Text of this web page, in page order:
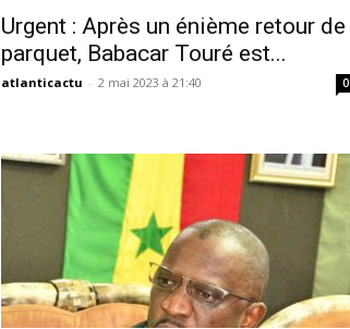
Urgent : Après un énième retour de
parquet, Babacar Touré est...
atlanticactu - 2 mai 2023 à 21:40 0